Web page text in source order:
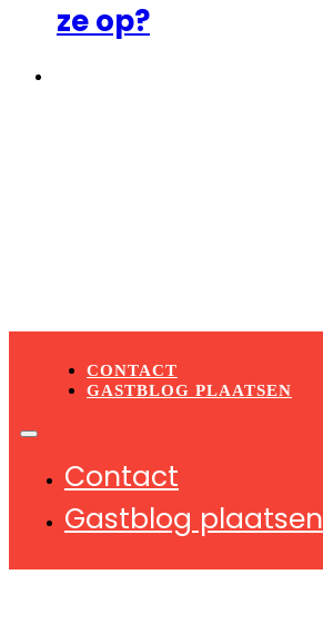
ze op?
CONTACT
GASTBLOG PLAATSEN
Contact
Gastblog plaatsen